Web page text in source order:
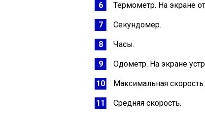
Термометр. На экране
Секундомер.
Часы.
Одометр. На экране
Максимальная скорость.
Средняя скорость.